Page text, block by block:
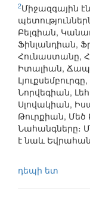
2Միջազգային
Բելգիան,
Ֆինլանդիան,
Հունաստանը,
Իտալիան,
Նորվեգիան,
Սլովակիան,
Թուրքիան,
Նահանգները։
է նաև
դեպի ետ